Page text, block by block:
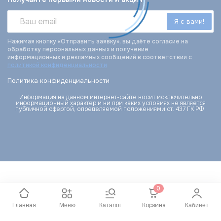
Нажимая кнопку «Отправить заявку», вы даёте согласие на
обработку персональных данных и получение
информационных и рекламных сообщений в соответствии с
политикой конфиденциальности
Политика конфиденциальности
Информация на данном интернет-сайте носит исключительно
информационный характер и ни при каких условиях не является
публичной офертой, определяемой положениями ст. 437 ГК РФ.
Главная Меню Каталог
0
Корзина Кабинет